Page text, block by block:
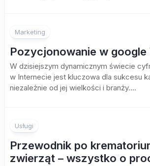
Marketing
Pozycjonowanie w google
W dzisiejszym dynamicznym świecie
w Internecie jest kluczowa dla sukcesu
niezależnie od jej wielkości i branży....
Usługi
Przewodnik po
zwierząt – wszystko o